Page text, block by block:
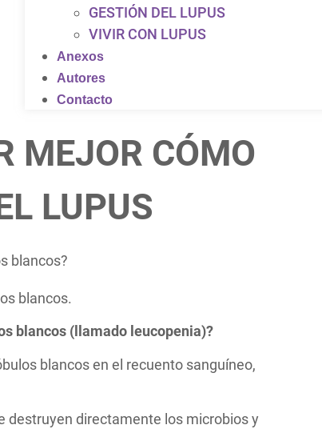
GESTIÓN DEL LUPUS
VIVIR CON LUPUS
Anexos
Autores
Contacto
MEJOR CÓMO
LUPUS
blancos?
blancos.
blancos (llamado leucopenia)?
blancos en el recuento sanguíneo,
destruyen directamente los microbios y